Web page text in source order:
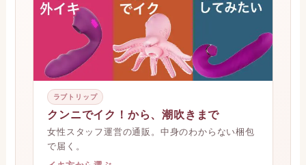
ラブトリップ
クンニでイク！から、潮吹きまで
女性スタッフ運営の通販。中身のわからない梱包
で届く。